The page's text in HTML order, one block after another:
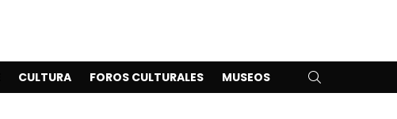
CULTURA FOROS CULTURALES MUSEOS